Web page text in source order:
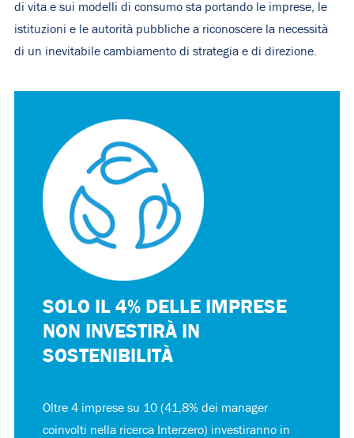
di vita e sui modelli di consumo sta portando le imprese, le
istituzioni e le autorità pubbliche a riconoscere la necessità
di un inevitabile cambiamento di strategia e di direzione.
SOLO IL 4% DELLE IMPRESE
NON INVESTIRÀ IN
SOSTENIBILITÀ
Oltre 4 imprese su 10 (41,8% dei manager
coinvolti nella ricerca Interzero) investiranno in